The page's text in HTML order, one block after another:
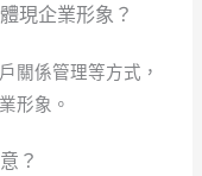
現企業形象？
關係管理等方式，
形象。
？